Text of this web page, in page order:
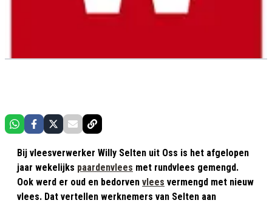
Bij vleesverwerker Willy Selten uit Oss is het afgelopen
jaar wekelijks paardenvlees met rundvlees gemengd.
Ook werd er oud en bedorven vlees vermengd met nieuw
vlees. Dat vertellen werknemers van Selten aan